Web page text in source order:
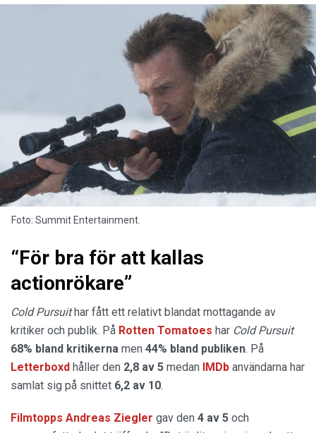
Foto: Summit Entertainment.
“För bra för att kallas
actionrökare”
Cold Pursuithar fått ett relativt blandat mottagande av
kritiker och publik. På Rotten Tomatoes har Cold Pursuit
68% bland kritikerna men 44% bland publiken. På
Letterboxd håller den 2,8 av 5 medan IMDb användarna har
samlat sig på snittet 6,2 av 10.
Filmtopps Andreas Ziegler gav den 4 av 5 och